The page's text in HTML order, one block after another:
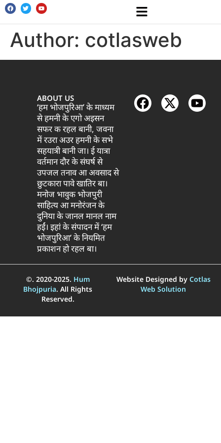
Author: cotlasweb
ABOUT US
‘हम भोजपुरिआ’ के माध्यम
से हमनी के एगो अइसन
सफर क रहल बानी, जवना
में रउरा अउर हमनी के सभे
सहयात्री बानी जा। ई यात्रा
वर्तमान दौर के संघर्ष से
उपजल तनाव आ अवसाद से
छुटकारा पावे खातिर बा।
मनोज भावुक भोजपुरी
साहित्य आ मनोरंजन के
दुनिया के जानल मानल नाम
हईं। इहां के संपादन में ‘हम
भोजपुरिआ’ के नियमित
प्रकाशन हो रहल बा।
©. 2020-2025. Hum
Bhojpuria. All Rights
Reserved.
Website Designed by Cotlas
Web Solution